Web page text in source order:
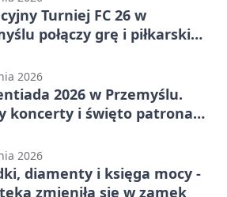
Turniej FC 26 w
połączy grę i piłkarski
2026
2026 w Przemyślu.
koncerty i święto patrona
2026
diamenty i księga mocy -
zmieniła się w zamek